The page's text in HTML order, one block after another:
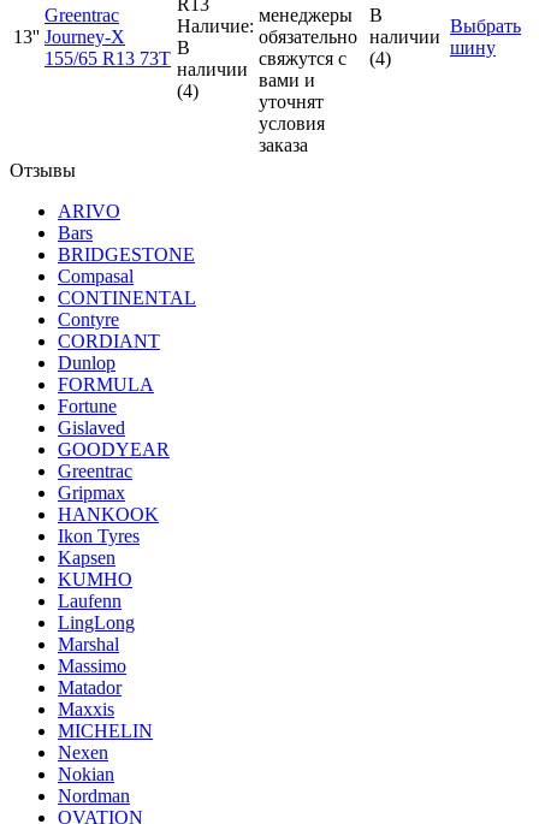
13''
Greentrac
Journey-X
155/65 R13 73T
Наличие:
В
наличии
(4)
менеджеры
обязательно
свяжутся с
вами и
уточнят
условия
заказа
В
наличии
(4)
Выбрать
шину
Отзывы
ARIVO
Bars
BRIDGESTONE
Compasal
CONTINENTAL
Contyre
CORDIANT
Dunlop
FORMULA
Fortune
Gislaved
GOODYEAR
Greentrac
Gripmax
HANKOOK
Ikon Tyres
Kapsen
KUMHO
Laufenn
LingLong
Marshal
Massimo
Matador
Maxxis
MICHELIN
Nexen
Nokian
Nordman
OVATION